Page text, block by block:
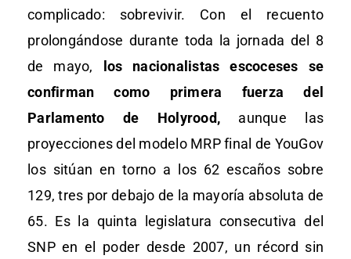
complicado: sobrevivir. Con el recuento
prolongándose durante toda la jornada del 8
de mayo, los nacionalistas escoceses se
confirman como primera fuerza del
Parlamento de Holyrood, aunque las
proyecciones del modelo MRP final de YouGov
los sitúan en torno a los 62 escaños sobre
129, tres por debajo de la mayoría absoluta de
65. Es la quinta legislatura consecutiva del
SNP en el poder desde 2007, un récord sin